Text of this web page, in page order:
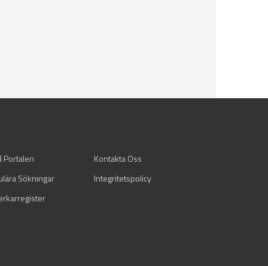
Portalen
Kontakta Oss
Sökningar
Integritetspolicy